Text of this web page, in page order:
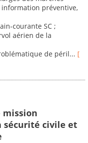
information préventive,
courante SC ;
aérien de la
de péril... [
mission
sécurité civile et